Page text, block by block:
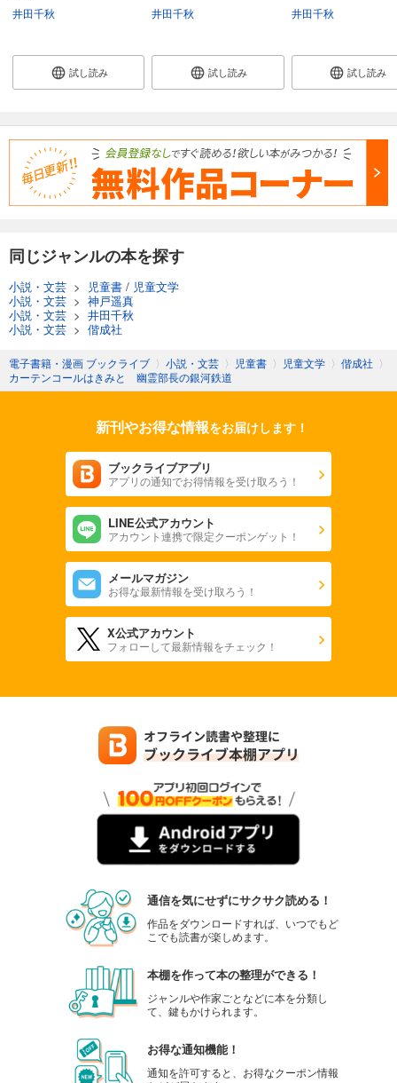
井田千秋
試し読み
井田千秋
試し読み
井田千秋
試し読み
同じジャンルの本を探す
小説・文芸 > 児童書 / 児童文学
小説・文芸 > 神戸遥真
小説・文芸 > 井田千秋
小説・文芸 > 偕成社
電子書籍・漫画 ブックライブ 〉 小説・文芸 〉 児童書 〉 児童文学 〉 偕成社 〉
カーテンコールはきみと 幽霊部長の銀河鉄道
新刊やお得な情報をお届けします！
ブックライブアプリ
アプリの通知でお得情報を受け取ろう！
LINE公式アカウント
アカウント連携で限定クーポンゲット！
メールマガジン
お得な最新情報を受け取ろう！
X公式アカウント
フォローして最新情報をチェック！
通信を気にせずにサクサク読める！
作品をダウンロードすれば、いつでもど
こでも読書が楽しめます。
本棚を作って本の整理ができる！
ジャンルや作家ごとなどに本を分類し
て、鍵もかけられます。
お得な通知機能！
通知を許可すると、お得なクーポン情報